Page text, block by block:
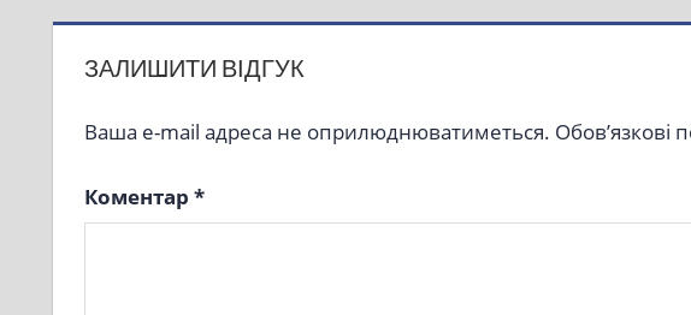
ЗАЛИШИТИ ВІДГУК
Ваша e-mail адреса не оприлюднюватиметься. Обов’язкові
Коментар *